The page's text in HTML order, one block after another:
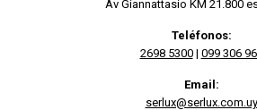
Av Giannattasio KM 21.800
Teléfonos:
2698 5300| 099 306
Email:
serlux@serlux.com.uy